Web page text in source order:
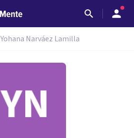
Yohana Narváez Lamilla